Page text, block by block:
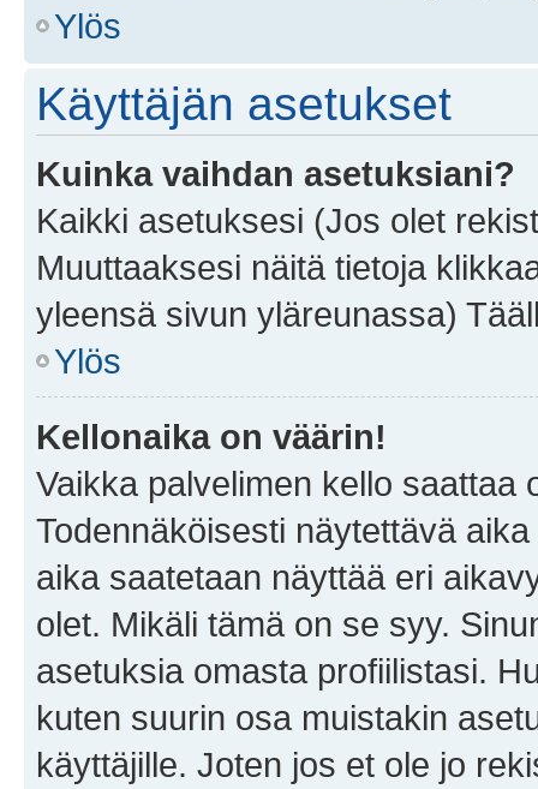
Ylös
Käyttäjän asetukset
Kuinka vaihdan asetuksiani?
Kaikki asetuksesi (Jos olet
Muuttaaksesi näitä tietoja
yleensä sivun yläreunassa)
Ylös
Kellonaika on väärin!
Vaikka palvelimen kello saattaa
Todennäköisesti näytettävä
aika saatetaan näyttää eri
olet. Mikäli tämä on se syy.
asetuksia omasta profiilistasi.
kuten suurin osa muistakin
käyttäjille. Joten jos et ole jo